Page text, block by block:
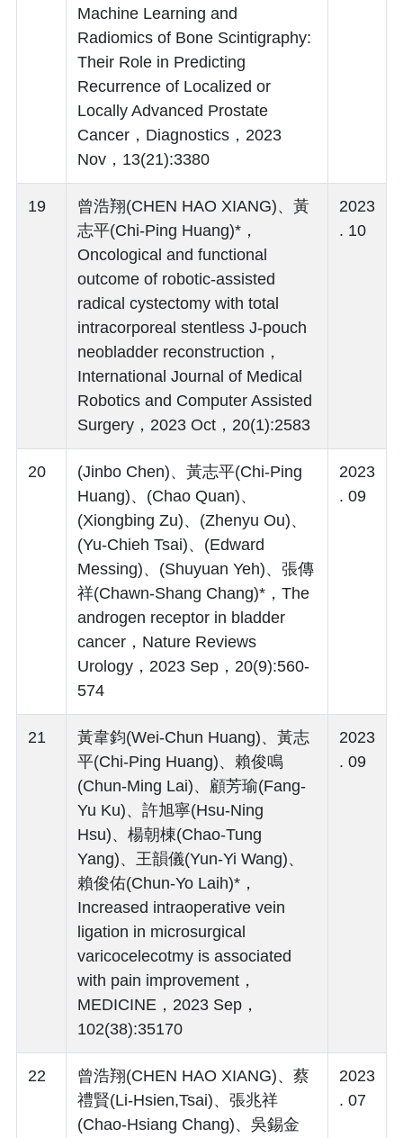
Machine Learning and
Radiomics of Bone Scintigraphy:
Their Role in Predicting
Recurrence of Localized or
Locally Advanced Prostate
Cancer，Diagnostics，2023
Nov，13(21):3380
19
曾浩翔(CHEN HAO XIANG)、黃
志平(Chi-Ping Huang)*，
Oncological and functional
outcome of robotic-assisted
radical cystectomy with total
intracorporeal stentless J-pouch
neobladder reconstruction，
International Journal of Medical
Robotics and Computer Assisted
Surgery，2023 Oct，20(1):2583
2023
. 10
20
(Jinbo Chen)、黃志平(Chi-Ping
Huang)、(Chao Quan)、
(Xiongbing Zu)、(Zhenyu Ou)、
(Yu-Chieh Tsai)、(Edward
Messing)、(Shuyuan Yeh)、張傳
祥(Chawn-Shang Chang)*，The
androgen receptor in bladder
cancer，Nature Reviews
Urology，2023 Sep，20(9):560-
574
2023
. 09
21
黃韋鈞(Wei-Chun Huang)、黃志
平(Chi-Ping Huang)、賴俊鳴
(Chun-Ming Lai)、顧芳瑜(Fang-
Yu Ku)、許旭寧(Hsu-Ning
Hsu)、楊朝棟(Chao-Tung
Yang)、王韻儀(Yun-Yi Wang)、
賴俊佑(Chun-Yo Laih)*，
Increased intraoperative vein
ligation in microsurgical
varicocelecotmy is associated
with pain improvement，
MEDICINE，2023 Sep，
102(38):35170
2023
. 09
22
曾浩翔(CHEN HAO XIANG)、蔡
禮賢(Li-Hsien,Tsai)、張兆祥
(Chao-Hsiang Chang)、吳錫金
2023
. 07